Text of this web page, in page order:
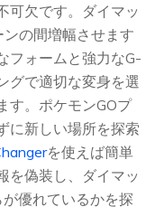
可欠です。ダイマッ
の間増幅させます
フォームと強力なG-
グで適切な変身を選
す。ポケモンGOプ
に新しい場所を探索
を使えば簡単
を偽装し、ダイマッ
優れているかを探